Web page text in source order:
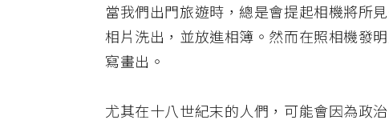
當我們出門旅遊時，總是會提起相機將所
相片洗出，並放進相簿。然而在照相機發
寫畫出。
尤其在十八世紀末的人們，可能會因為政